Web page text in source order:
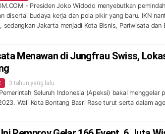
- Presiden Joko Widodo menyebutkan
disertai budaya kerja dan pola pikir yang baru. IKN
sedangkan Jakarta menjadi Kota Bisnis, Pariwisata dan
Menawan di Jungfrau Swiss,
3 tahun yang lalu
Seluruh Indonesia (Apeksi) bakal menggelar
Wali Kota Bontang Basri Rase turut serta dalam